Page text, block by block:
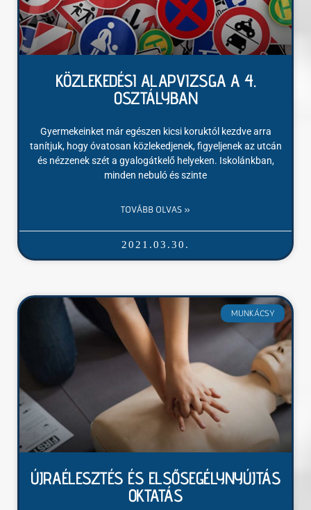
KÖZLEKEDÉSI ALAPVIZSGA A 4.
OSZTÁLYBAN
Gyermekeinket már egészen kicsi koruktól kezdve arra
tanítjuk, hogy óvatosan közlekedjenek, figyeljenek az utcán
és nézzenek szét a gyalogátkelő helyeken. Iskolánkban,
minden nebuló és szinte
TOVÁBB OLVAS »
2021.03.30.
MUNKÁCSY
ÚJRAÉLESZTÉS ÉS ELSŐSEGÉLYNYÚJTÁS
OKTATÁS